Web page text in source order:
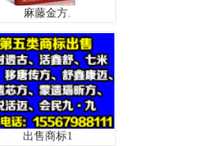
麻藤金方.
出售商标1